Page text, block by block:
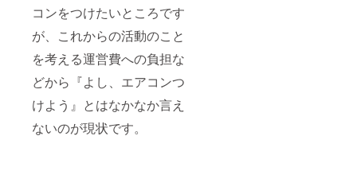
コンをつけたいところです
が、これからの活動のこと
を考える運営費への負担な
どから『よし、エアコンつ
けよう』とはなかなか言え
ないのが現状です。